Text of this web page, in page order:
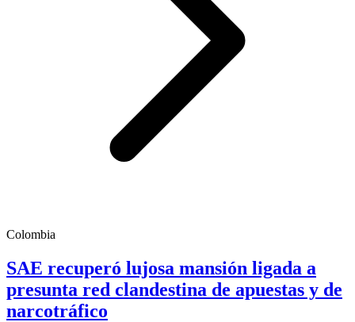
Colombia
SAE recuperó lujosa mansión ligada a
presunta red clandestina de apuestas y de
narcotráfico